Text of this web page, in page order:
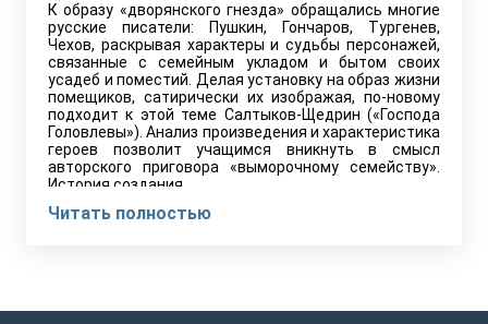
К образу «дворянского гнезда» обращались многие
русские писатели: Пушкин, Гончаров, Тургенев,
Чехов, раскрывая характеры и судьбы персонажей,
связанные с семейным укладом и бытом своих
усадеб и поместий. Делая установку на образ жизни
помещиков, сатирически их изображая, по-новому
подходит к этой теме Салтыков-Щедрин («Господа
Головлевы»). Анализ произведения и характеристика
героев позволит учащимся вникнуть в смысл
авторского приговора «выморочному семейству».
История создания,…
Читать полностью